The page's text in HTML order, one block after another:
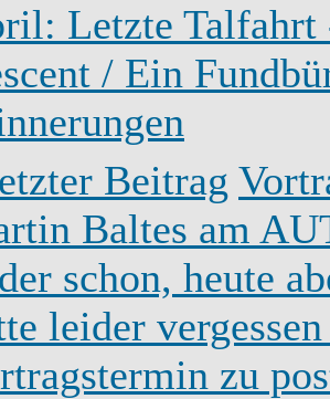
Letzte Talfahrt
/ Ein
Baltes am
schon, heute
leider
zu